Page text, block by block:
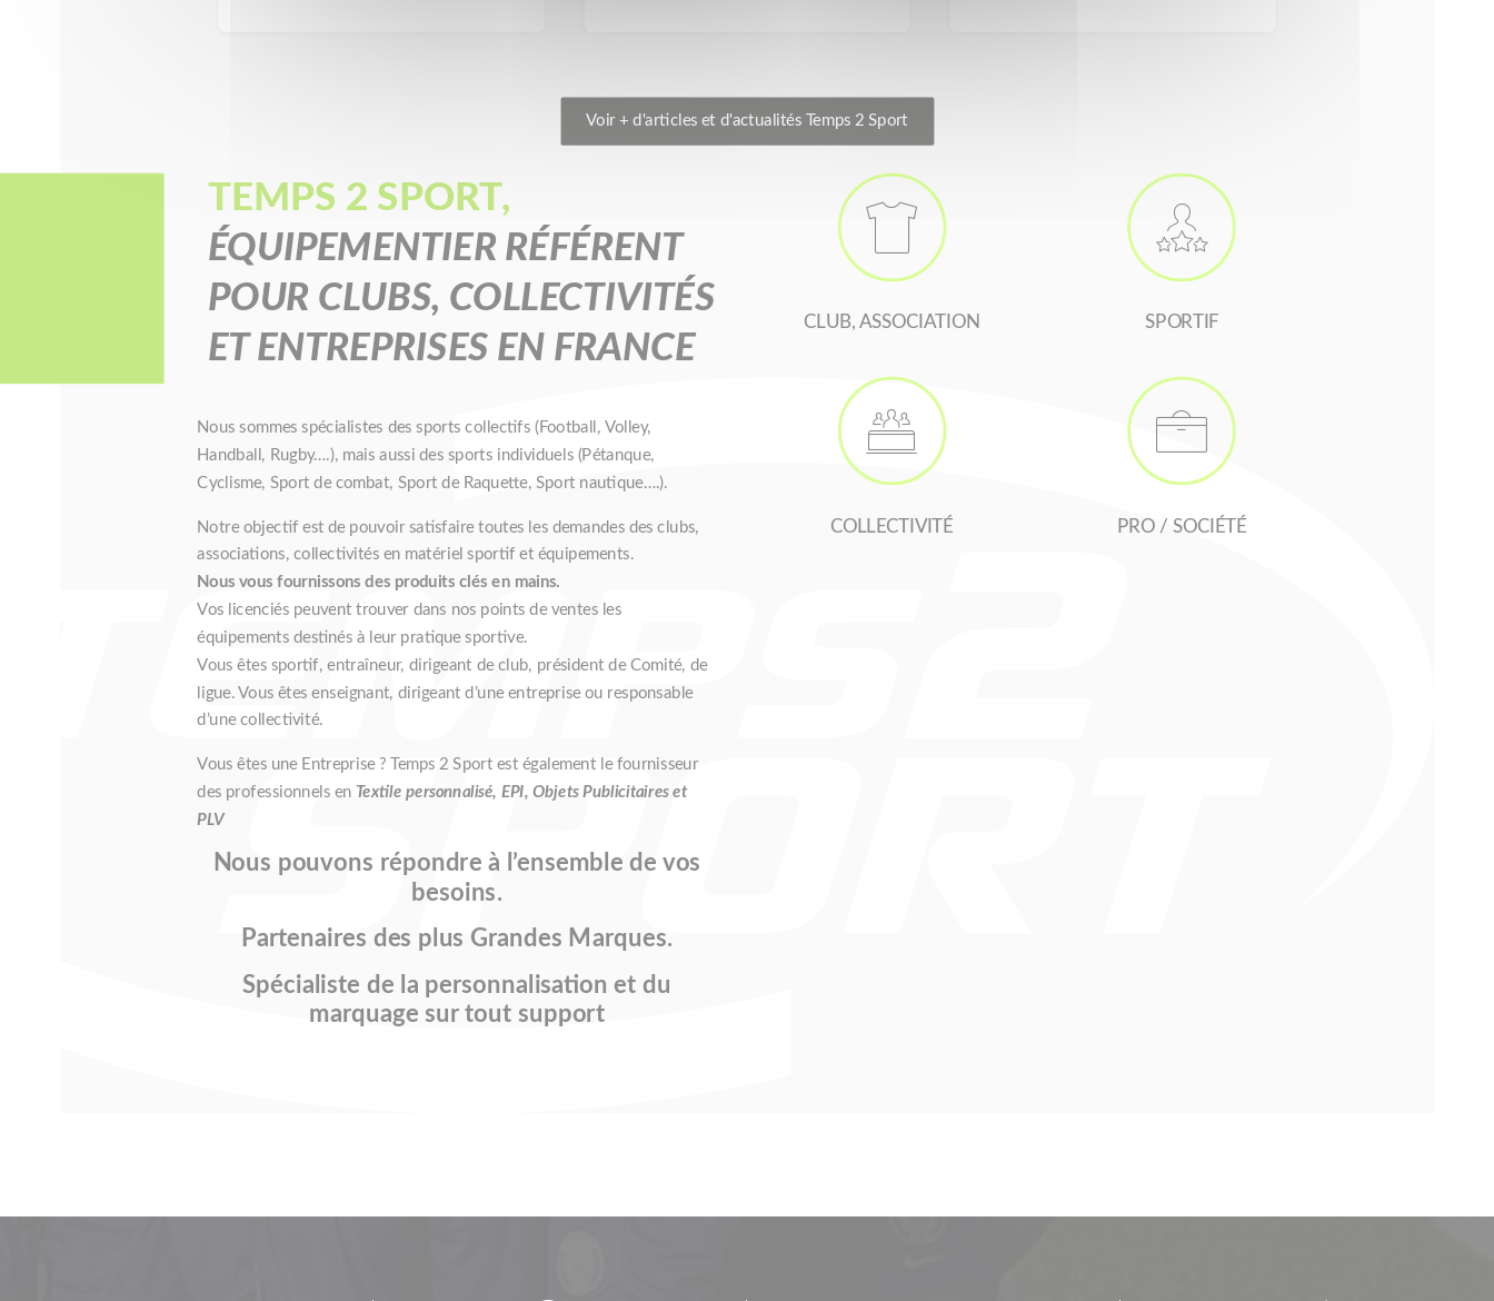
Voir + d'articles et d'actualités Temps 2 Sport
TEMPS 2 SPORT,
ÉQUIPEMENTIER RÉFÉRENT
POUR CLUBS, COLLECTIVITÉS
ET ENTREPRISES EN FRANCE
Nous sommes spécialistes des sports collectifs (Football, Volley,
Handball, Rugby….), mais aussi des sports individuels (Pétanque,
Cyclisme, Sport de combat, Sport de Raquette, Sport nautique….).
Notre objectif est de pouvoir satisfaire toutes les demandes des clubs,
associations, collectivités en matériel sportif et équipements.
Nous vous fournissons des produits clés en mains.
Vos licenciés peuvent trouver dans nos points de ventes les
équipements destinés à leur pratique sportive.
Vous êtes sportif, entraîneur, dirigeant de club, président de Comité, de
ligue. Vous êtes enseignant, dirigeant d’une entreprise ou responsable
d’une collectivité.
Vous êtes une Entreprise ? Temps 2 Sport est également le fournisseur
des professionnels en Textile personnalisé, EPI, Objets Publicitaires et
PLV
Nous pouvons répondre à l’ensemble de vos
besoins.
Partenaires des plus Grandes Marques.
Spécialiste de la personnalisation et du
marquage sur tout support

CLUB, ASSOCIATION

COLLECTIVITÉ

SPORTIF

PRO / SOCIÉTÉ